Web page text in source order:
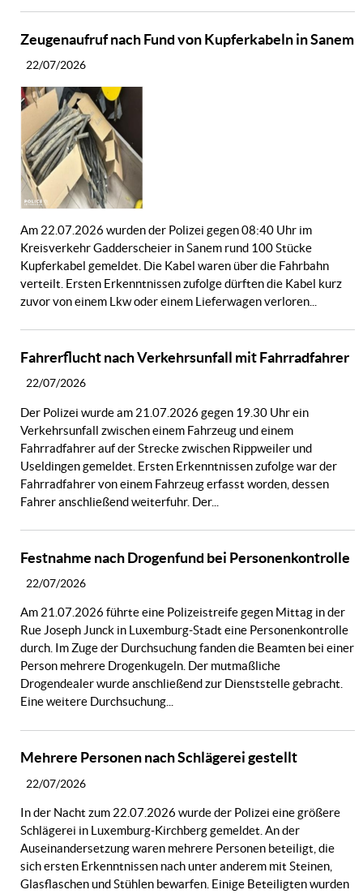
Zeugenaufruf nach Fund von Kupferkabeln in Sanem
22/07/2026
Am 22.07.2026 wurden der Polizei gegen 08:40 Uhr im
Kreisverkehr Gadderscheier in Sanem rund 100 Stücke
Kupferkabel gemeldet. Die Kabel waren über die Fahrbahn
verteilt. Ersten Erkenntnissen zufolge dürften die Kabel kurz
zuvor von einem Lkw oder einem Lieferwagen verloren...
Fahrerflucht nach Verkehrsunfall mit Fahrradfahrer
22/07/2026
Der Polizei wurde am 21.07.2026 gegen 19.30 Uhr ein
Verkehrsunfall zwischen einem Fahrzeug und einem
Fahrradfahrer auf der Strecke zwischen Rippweiler und
Useldingen gemeldet. Ersten Erkenntnissen zufolge war der
Fahrradfahrer von einem Fahrzeug erfasst worden, dessen
Fahrer anschließend weiterfuhr. Der...
Festnahme nach Drogenfund bei Personenkontrolle
22/07/2026
Am 21.07.2026 führte eine Polizeistreife gegen Mittag in der
Rue Joseph Junck in Luxemburg-Stadt eine Personenkontrolle
durch. Im Zuge der Durchsuchung fanden die Beamten bei einer
Person mehrere Drogenkugeln. Der mutmaßliche
Drogendealer wurde anschließend zur Dienststelle gebracht.
Eine weitere Durchsuchung...
Mehrere Personen nach Schlägerei gestellt
22/07/2026
In der Nacht zum 22.07.2026 wurde der Polizei eine größere
Schlägerei in Luxemburg-Kirchberg gemeldet. An der
Auseinandersetzung waren mehrere Personen beteiligt, die
sich ersten Erkenntnissen nach unter anderem mit Steinen,
Glasflaschen und Stühlen bewarfen. Einige Beteiligten wurden